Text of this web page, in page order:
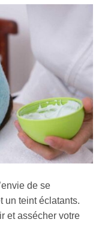
de se
un teint éclatants.
et assécher votre